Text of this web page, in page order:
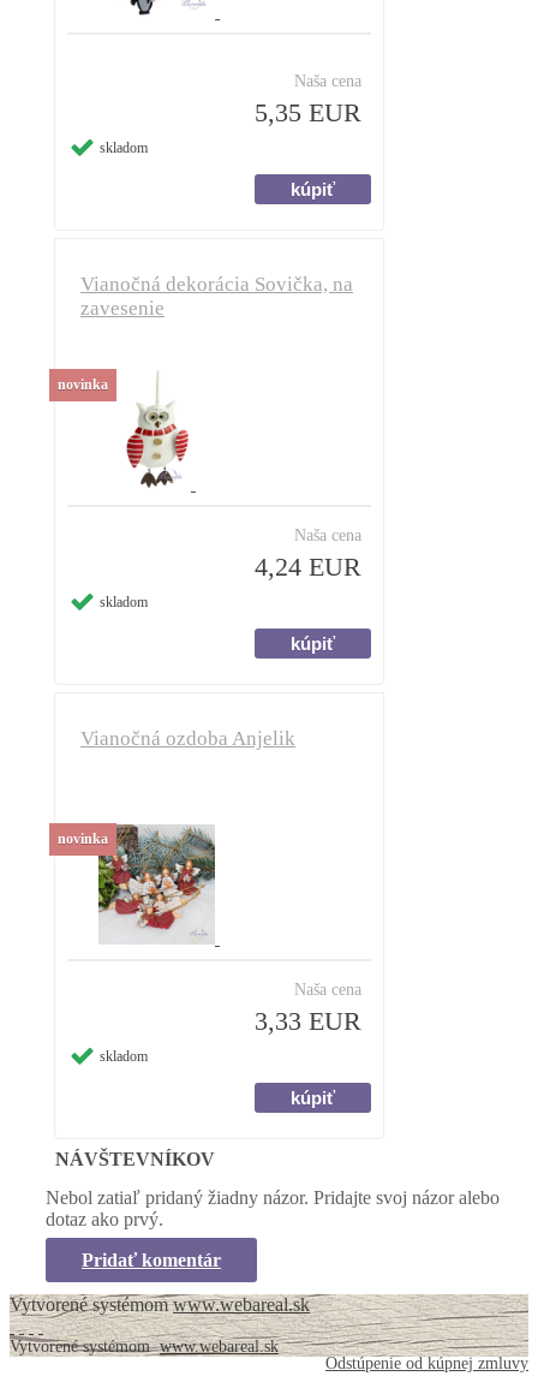
Naša cena
5,35 EUR
skladom
Vianočná dekorácia Sovička, na
zavesenie
Naša cena
4,24 EUR
skladom
novinka
Vianočná ozdoba Anjelik
Naša cena
3,33 EUR
skladom
novinka
NÁVŠTEVNÍKOV
Nebol zatiaľ pridaný žiadny názor. Pridajte svoj názor alebo
dotaz ako prvý.
Pridať komentár
Vytvorené systémomwww.webareal.sk
Vytvorené systémom www.webareal.sk
Odstúpenie od kúpnej zmluvy